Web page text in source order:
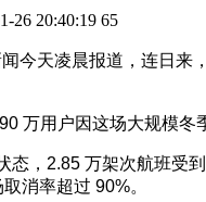
26 20:40:19 65
今天凌晨报道，连日
万用户因这场大规模
态，2.85 万架次航班受
消率超过 90%。